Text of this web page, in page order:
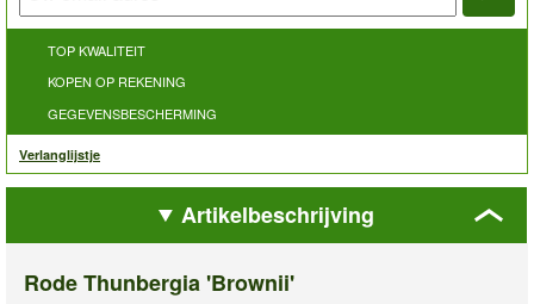
TOP KWALITEIT
KOPEN OP REKENING
GEGEVENSBESCHERMING
Verlanglijstje
Artikelbeschrijving
Rode Thunbergia 'Brownii'